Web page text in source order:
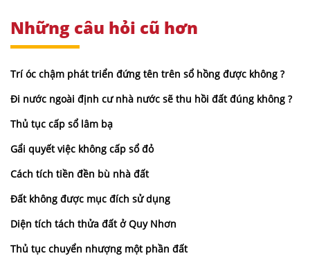
Những câu hỏi cũ hơn
Trí óc chậm phát triển đứng tên trên sổ hồng được không ?
Đi nước ngoài định cư nhà nước sẽ thu hồi đất đúng không ?
Thủ tục cấp sổ lâm bạ
Gẩi quyết việc không cấp sổ đỏ
Cách tích tiền đền bù nhà đất
Đất không được mục đích sử dụng
Diện tích tách thửa đất ở Quy Nhơn
Thủ tục chuyển nhượng một phần đất